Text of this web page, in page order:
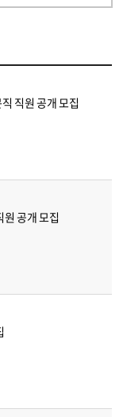
직원 공개 모집
공개 모집